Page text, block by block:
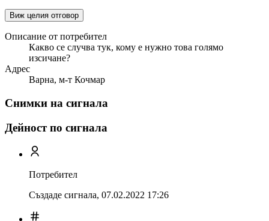
Виж целия отговор
Описание от потребител
Какво се случва тук, кому е нужно това голямо
изсичане?
Адрес
Варна, м-т Кочмар
Снимки на сигнала
Дейност по сигнала
Потребител
Създаде сигнала, 07.02.2022 17:26